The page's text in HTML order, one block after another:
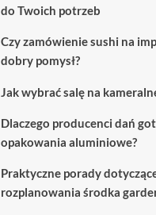
do Twoich potrzeb
Czy zamówienie sushi na
dobry pomysł?
Jak wybrać salę na
Dlaczego producenci dań
opakowania aluminiowe?
Praktyczne porady
rozplanowania środka